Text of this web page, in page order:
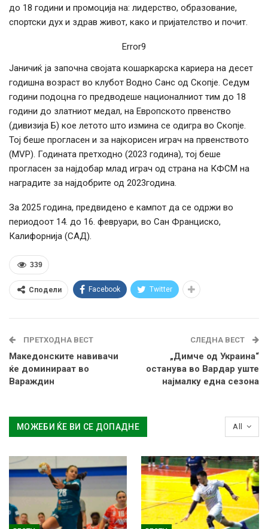
до 18 години и промоција на: лидерство, образование,
спортски дух и здрав живот, како и пријателство и почит.
Error9
Јаничиќ ја започна својата кошаркарска кариера на десет
годишна возраст во клубот Водно Санс од Скопје. Седум
години подоцна го предводеше националниот тим до 18
години до златниот медал, на Европското првенство
(дивизија Б) кое летото што измина се одигра во Скопје.
Тој беше прогласен и за најкорисен играч на првенството
(MVP). Годината претходно (2023 година), тој беше
прогласен за најдобар млад играч од страна на КФСМ на
наградите за најдобрите од 2023година.
За 2025 година, предвидено е кампот да се одржи во
периодоот 14. до 16. февруари, во Сан Франциско,
Калифорнија (САД).
339
Сподели Facebook Twitter
ПРЕТХОДНА ВЕСТ
Македонските навивачи
ќе доминираат во
Вараждин
СЛЕДНА ВЕСТ
„Димче од Украина“
останува во Вардар уште
најмалку една сезона
All
МОЖЕБИ ЌЕ ВИ СЕ ДОПАДНЕ